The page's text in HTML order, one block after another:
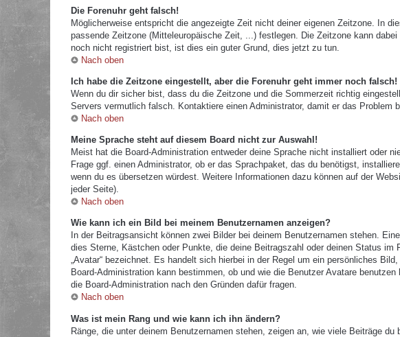
Die Forenuhr geht falsch!
Möglicherweise entspricht die angezeigte Zeit nicht deiner eigenen Zeitzone. In
passende Zeitzone (Mitteleuropäische Zeit, ...) festlegen. Die Zeitzone kann
noch nicht registriert bist, ist dies ein guter Grund, dies jetzt zu tun.
Nach oben
Ich habe die Zeitzone eingestellt, aber die Forenuhr geht immer noch falsch!
Wenn du dir sicher bist, dass du die Zeitzone und die Sommerzeit richtig
Servers vermutlich falsch. Kontaktiere einen Administrator, damit er das Problem
Nach oben
Meine Sprache steht auf diesem Board nicht zur Auswahl!
Meist hat die Board-Administration entweder deine Sprache nicht installiert oder
Frage ggf. einen Administrator, ob er das Sprachpaket, das du benötigst,
wenn du es übersetzen würdest. Weitere Informationen dazu können auf der
jeder Seite).
Nach oben
Wie kann ich ein Bild bei meinem Benutzernamen anzeigen?
In der Beitragsansicht können zwei Bilder bei deinem Benutzernamen stehen.
dies Sterne, Kästchen oder Punkte, die deine Beitragszahl oder deinen Status
„Avatar“ bezeichnet. Es handelt sich hierbei in der Regel um ein persönliches
Board-Administration kann bestimmen, ob und wie die Benutzer Avatare
die Board-Administration nach den Gründen dafür fragen.
Nach oben
Was ist mein Rang und wie kann ich ihn ändern?
Ränge, die unter deinem Benutzernamen stehen, zeigen an, wie viele Beiträge